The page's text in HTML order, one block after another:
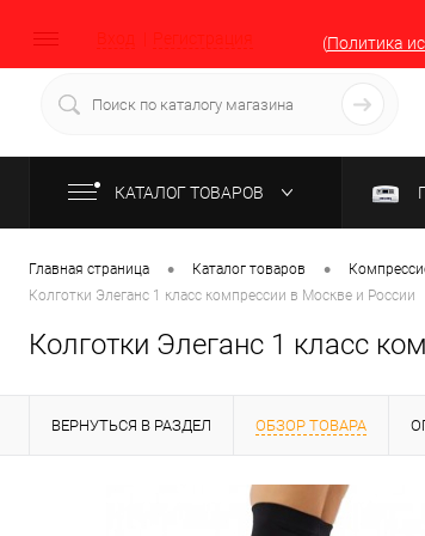
(Политика
Вход Регистрация
КАТАЛОГ ТОВАРОВ
Главная страница • Каталог товаров •
Колготки Элеганс 1 класс компрессии в Москве и России
Колготки Элеганс 1 класс
ВЕРНУТЬСЯ В РАЗДЕЛ ОБЗОР ТОВАРА